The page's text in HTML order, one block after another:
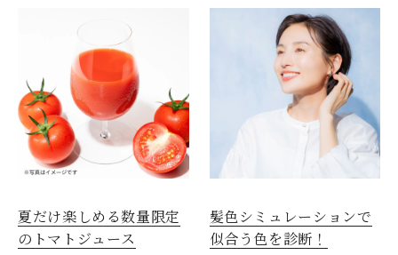
夏だけ楽しめる数量限定
のトマトジュース
髪色シミュレーションで
似合う色を診断！